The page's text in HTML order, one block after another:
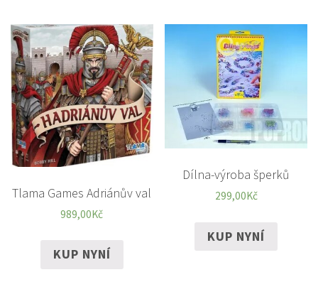
Tlama Games Adriánův val
989,00Kč
KUP NYNÍ
Dílna-výroba šperků
299,00Kč
KUP NYNÍ